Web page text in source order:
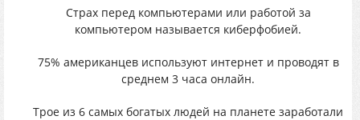
Страх перед компьютерами или работой за
компьютером называется киберфобией.
75% американцев используют интернет и проводят в
среднем 3 часа онлайн.
Трое из 6 самых богатых людей на планете заработали